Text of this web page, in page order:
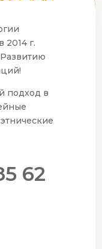
2014 г.
подход в
62